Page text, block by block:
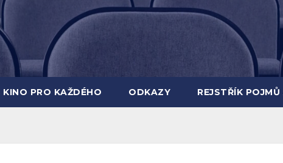
KINO PRO KAŽDÉHO ODKAZY REJSTŘÍK